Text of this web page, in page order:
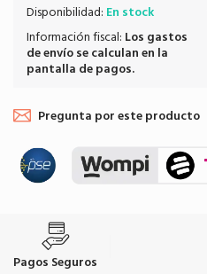
Disponibilidad: En stock
Información fiscal: Los gastos
de envíose calculan en la
pantalla de pagos.
Pregunta por este producto
Pagos Seguros